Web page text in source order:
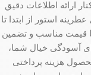
ارائه اطلاعات دقیق
استور از ابتدا تا
قیمت مناسب و تضمین
آسودگی خیال شما،
هزینه پرداختی